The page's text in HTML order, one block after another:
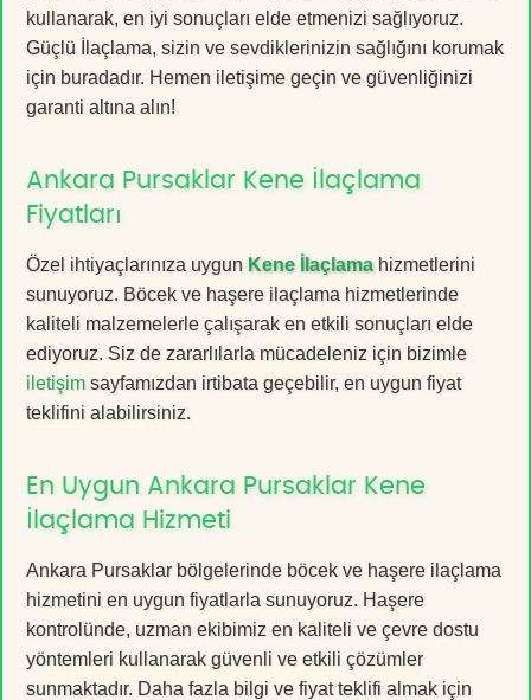
kullanarak, en iyi sonuçları elde etmenizi sağlıyoruz.
Güçlü İlaçlama, sizin ve sevdiklerinizin sağlığını korumak
için buradadır. Hemen iletişime geçin ve güvenliğinizi
garanti altına alın!
Ankara Pursaklar Kene İlaçlama
Fiyatları
Özel ihtiyaçlarınıza uygun Kene İlaçlamahizmetlerini
sunuyoruz. Böcek ve haşere ilaçlama hizmetlerinde
kaliteli malzemelerle çalışarak en etkili sonuçları elde
ediyoruz. Siz de zararlılarla mücadeleniz için bizimle
iletişim sayfamızdan irtibata geçebilir, en uygun fiyat
teklifini alabilirsiniz.
En Uygun Ankara Pursaklar Kene
İlaçlama Hizmeti
Ankara Pursaklar bölgelerinde böcek ve haşere ilaçlama
hizmetini en uygun fiyatlarla sunuyoruz. Haşere
kontrolünde, uzman ekibimiz en kaliteli ve çevre dostu
yöntemleri kullanarak güvenli ve etkili çözümler
sunmaktadır. Daha fazla bilgi ve fiyat teklifi almak için